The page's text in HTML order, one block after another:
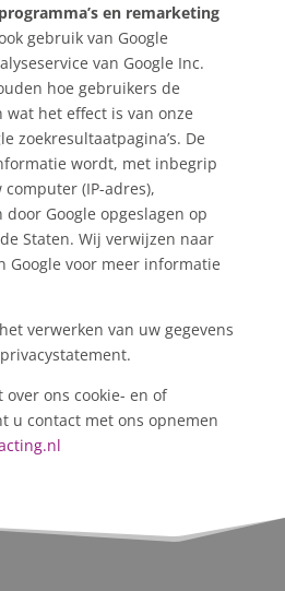
en remarketing
gebruik van Google
van Google Inc.
hoe gebruikers de
het effect is van onze
zoekresultaatpagina’s. De
wordt, met inbegrip
(IP-adres),
Google opgeslagen op
Staten. Wij verwijzen naar
Google voor meer informatie
verwerken van uw gegevens
ons cookie- en of
u contact met ons opnemen